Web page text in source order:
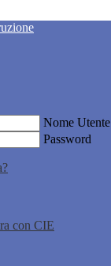
Nome Utente
Password
con CIE